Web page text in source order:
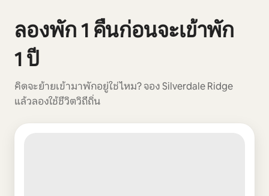
ลองพัก 1 คืนก่อนจะเข้าพัก
1 ปี
คิดจะย้ายเข้ามาพักอยู่ใช่ไหม? จอง Silverdale Ridge
แล้วลองใช้ชีวิตวิถีถิ่น
แสดง 0 จาก 0 รายการ